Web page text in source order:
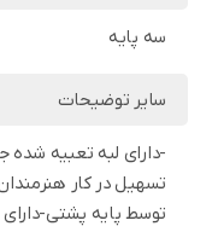
سه پایه
سایر توضیحات
-دارای لبه تعبیه شده
تسهیل در کار